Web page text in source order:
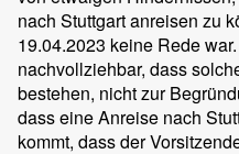
nach Stuttgart anreisen zu
19.04.2023 keine Rede
nachvollziehbar, dass
bestehen, nicht zur
dass eine Anreise nach
kommt, dass der